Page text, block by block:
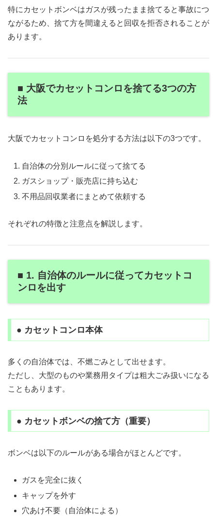
特にカセットボンベはガスが残ったまま捨てると事故につ
ながるため、捨て方を間違えると回収を拒否されることが
あります。
■ 大阪でカセットコンロを捨てる3つの方
法
大阪でカセットコンロを処分する方法は以下の3つです。
自治体の分別ルールに従って捨てる
ガスショップ・販売店に持ち込む
不用品回収業者にまとめて依頼する
それぞれの特徴と注意点を解説します。
■ 1. 自治体のルールに従ってカセットコ
ンロを出す
● カセットコンロ本体
多くの自治体では、不燃ごみとして出せます。
ただし、大型のものや業務用タイプは粗大ごみ扱いになる
こともあります。
● カセットボンベの捨て方（重要）
ボンベは以下のルールがある場合がほとんどです。
ガスを完全に抜く
キャップを外す
穴あけ不要（自治体による）